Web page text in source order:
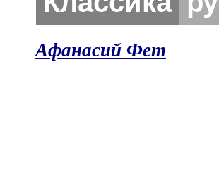
Афанасий Фет